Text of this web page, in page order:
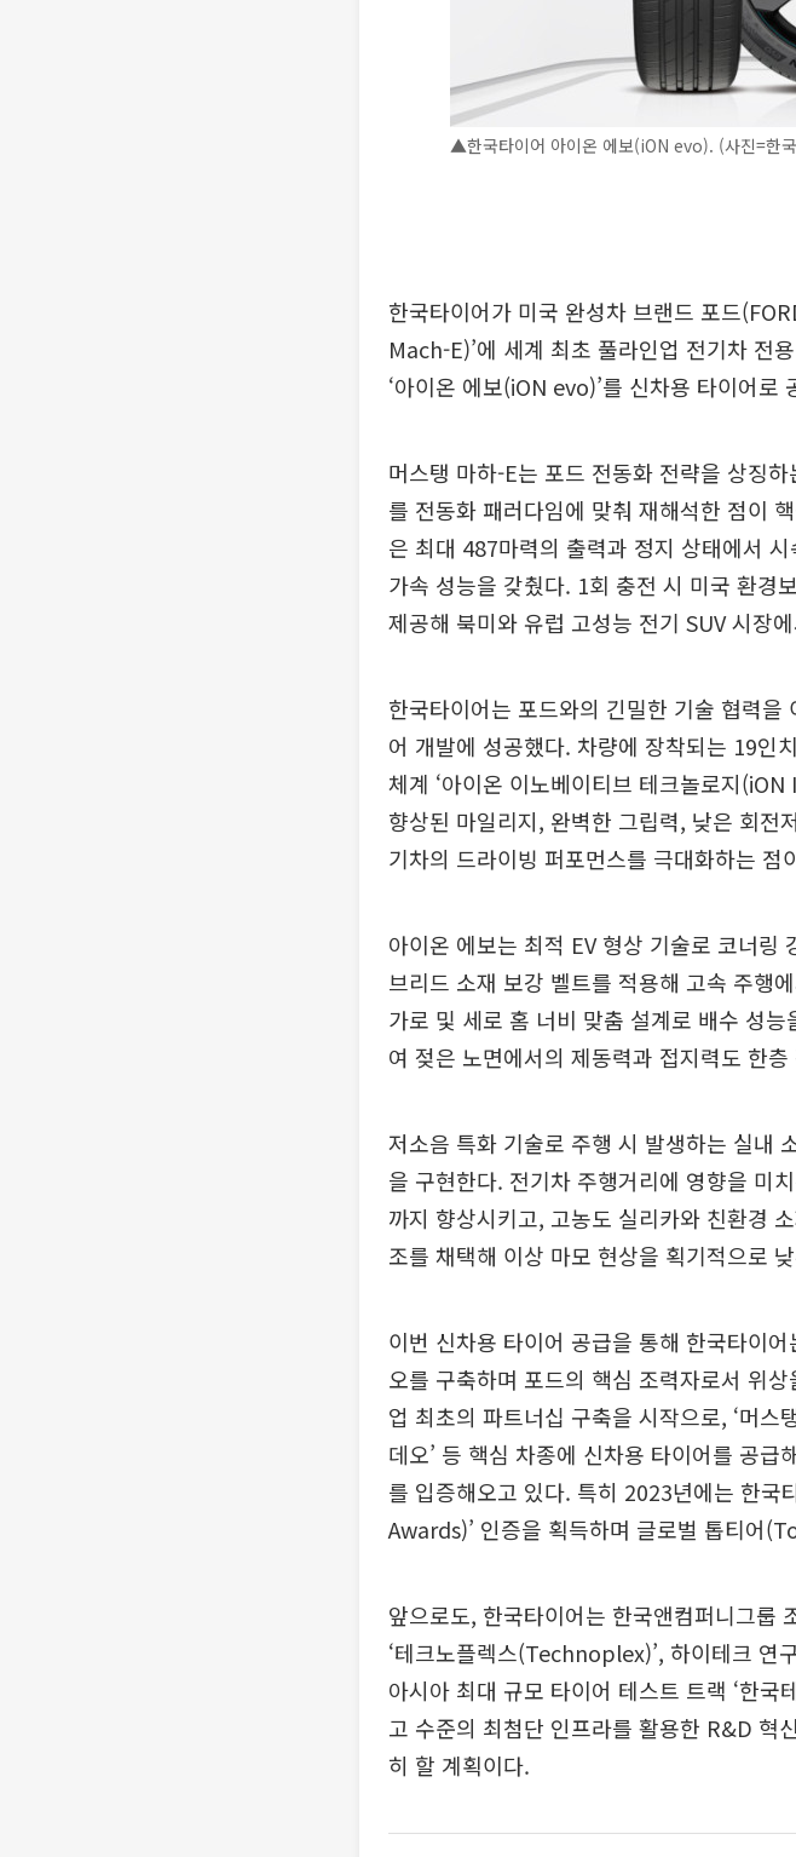
▲한국타이어 아이온 에보(iON evo). (사진=한
한국타이어가 미국 완성차 브랜드 포드
Mach-E)’에 세계 최초 풀라인업 전기차 전
‘아이온 에보(iON evo)’를 신차용 타이어로
머스탱 마하-E는 포드 전동화 전략을 상징
를 전동화 패러다임에 맞춰 재해석한 점이
은 최대 487마력의 출력과 정지 상태에서
가속 성능을 갖췄다. 1회 충전 시 미국 환경
제공해 북미와 유럽 고성능 전기 SUV 시장
한국타이어는 포드와의 긴밀한 기술 협력
어 개발에 성공했다. 차량에 장착되는 19인
체계 ‘아이온 이노베이티브 테크놀로지
향상된 마일리지, 완벽한 그립력, 낮은 회전
기차의 드라이빙 퍼포먼스를 극대화하는 점
아이온 에보는 최적 EV 형상 기술로 코너
브리드 소재 보강 벨트를 적용해 고속 주행
가로 및 세로 홈 너비 맞춤 설계로 배수 성
여 젖은 노면에서의 제동력과 접지력도 한층
저소음 특화 기술로 주행 시 발생하는 실내
을 구현한다. 전기차 주행거리에 영향을 미
까지 향상시키고, 고농도 실리카와 친환경
조를 채택해 이상 마모 현상을 획기적으로
이번 신차용 타이어 공급을 통해 한국타이
오를 구축하며 포드의 핵심 조력자로서 위
업 최초의 파트너십 구축을 시작으로, ‘머스탱
데오’ 등 핵심 차종에 신차용 타이어를 공
를 입증해오고 있다. 특히 2023년에는 한국
Awards)’ 인증을 획득하며 글로벌 톱티어
앞으로도, 한국타이어는 한국앤컴퍼니그룹
‘테크노플렉스(Technoplex)’, 하이테크
아시아 최대 규모 타이어 테스트 트랙 ‘한
고 수준의 최첨단 인프라를 활용한 R&D 혁
히 할 계획이다.